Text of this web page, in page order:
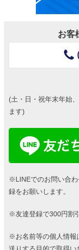
お客
(土・日・祝年末年始
ます)
※LINEでのお問い合
録をお願いします。
※友達登録で300円割
※お名前等の個人情報